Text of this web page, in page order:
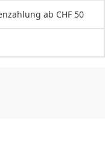
ab CHF 50